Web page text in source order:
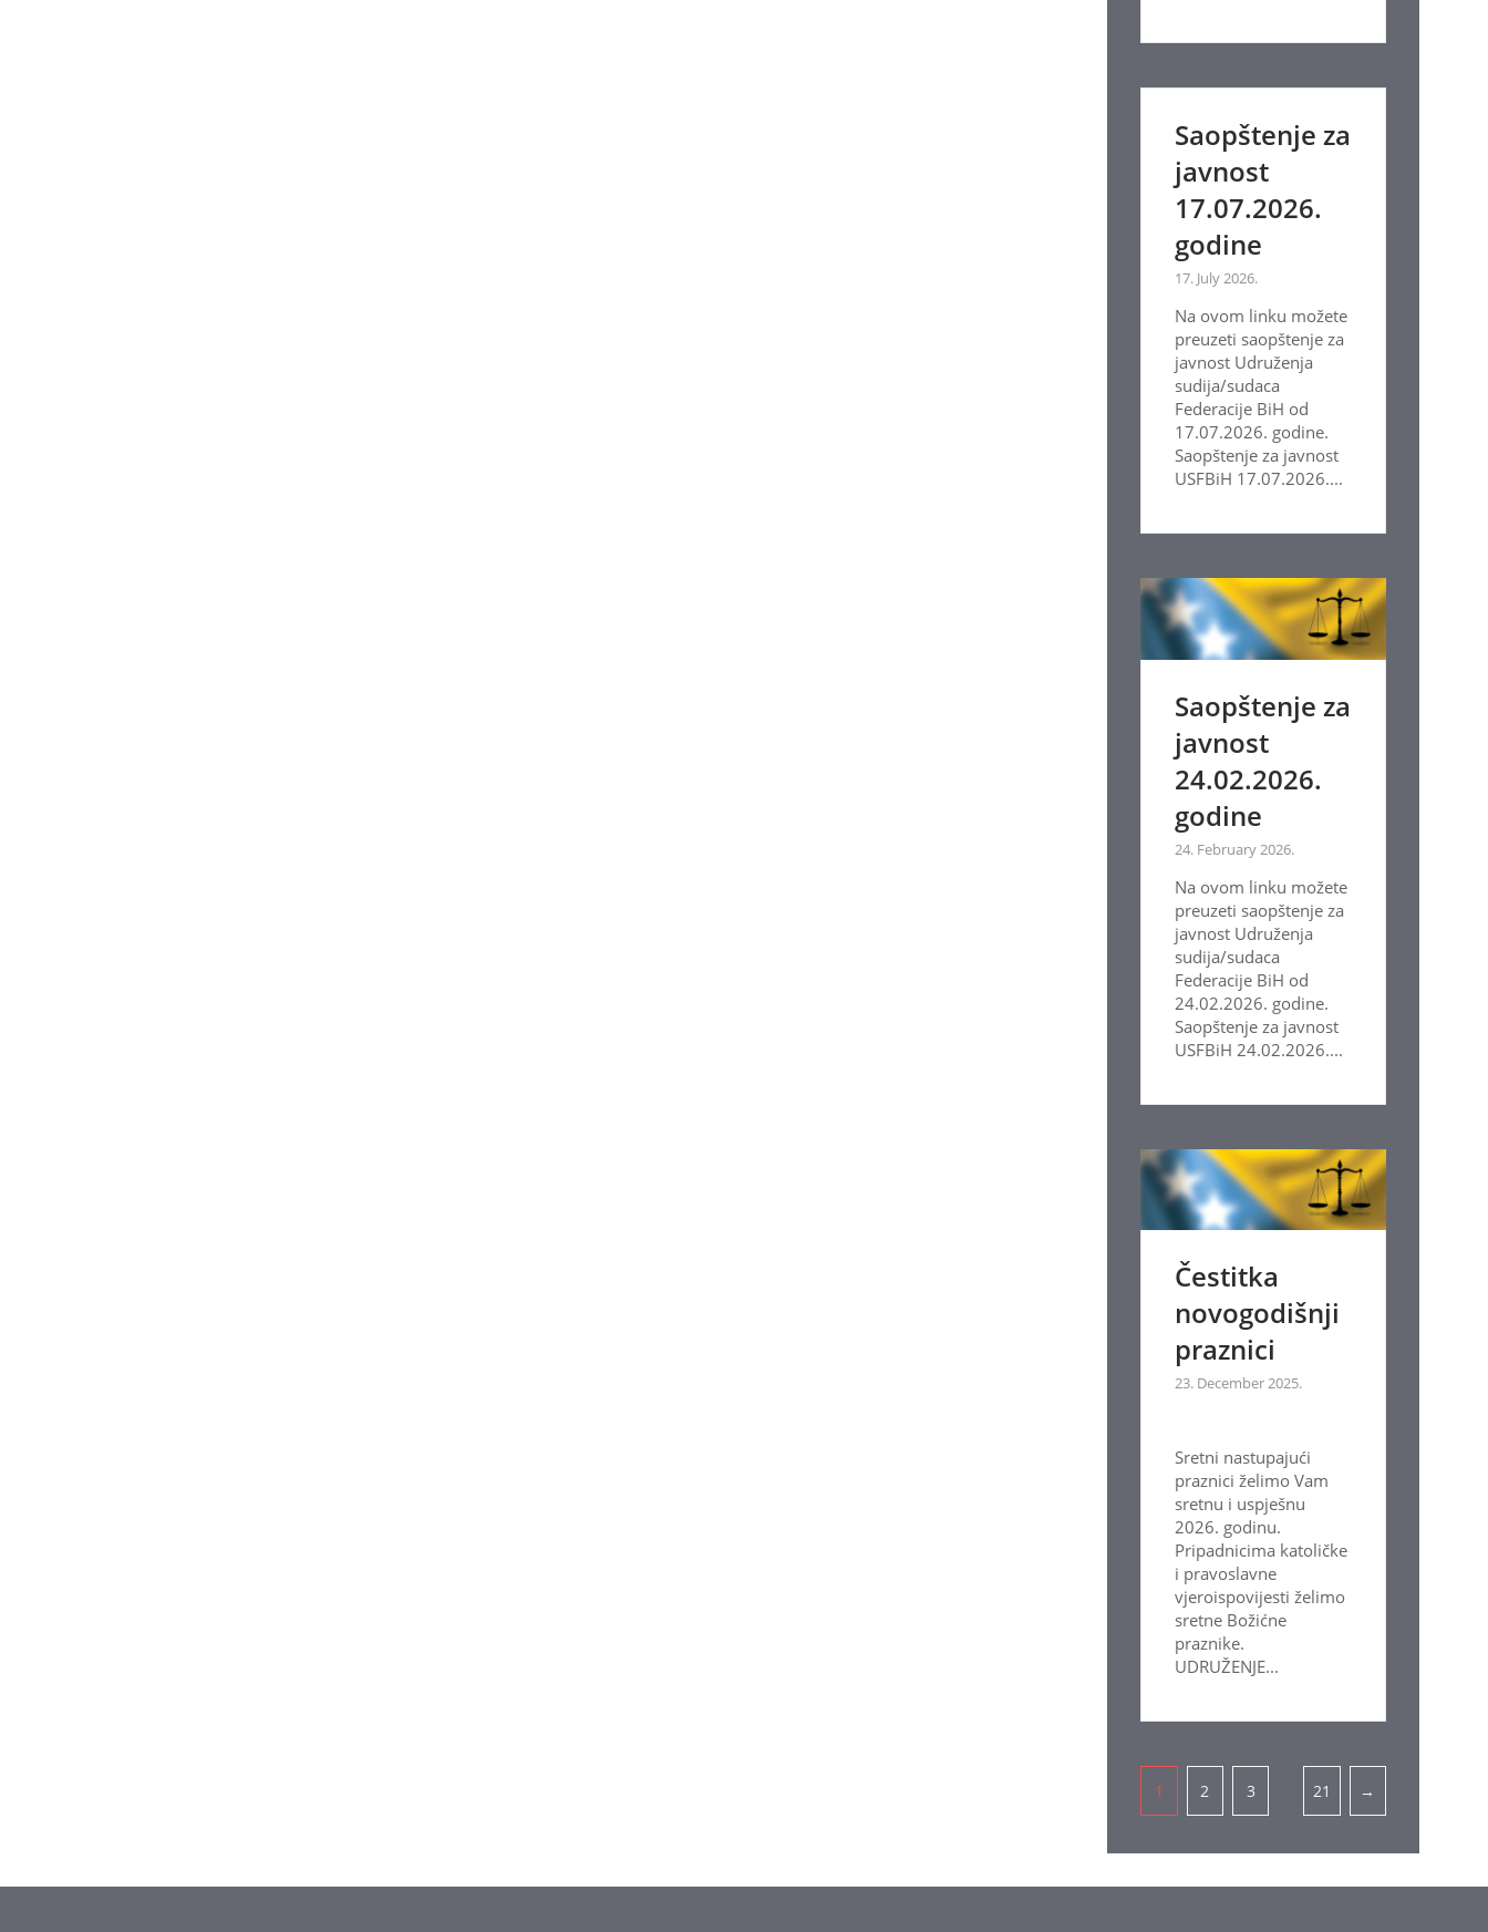
Saopštenje za
javnost
17.07.2026.
godine
17. July 2026.
Na ovom linku možete
preuzeti saopštenje za
javnost Udruženja
sudija/sudaca
Federacije BiH od
17.07.2026. godine.
Saopštenje za javnost
USFBiH 17.07.2026....
Saopštenje za
javnost
24.02.2026.
godine
24. February 2026.
Na ovom linku možete
preuzeti saopštenje za
javnost Udruženja
sudija/sudaca
Federacije BiH od
24.02.2026. godine.
Saopštenje za javnost
USFBiH 24.02.2026....
Čestitka
novogodišnji
praznici
23. December 2025.
Sretni nastupajući
praznici želimo Vam
sretnu i uspješnu
2026. godinu.
Pripadnicima katoličke
i pravoslavne
vjeroispovijesti želimo
sretne Božićne
praznike.
UDRUŽENJE...
Pagination
1 2 3 21 →